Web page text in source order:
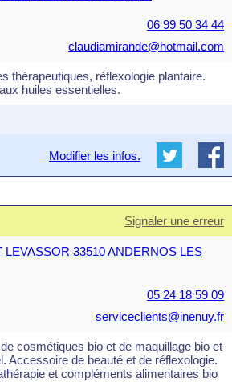
06 99 50 34 44
claudiamirande@hotmail.com
thérapeutiques, réflexologie plantaire.
huiles essentielles.
Modifier les infos.
Signaler une erreur
LEVASSOR 33510 ANDERNOS LES
05 24 18 59 09
serviceclients@inenuy.fr
cosmétiques bio et de maquillage bio et
Accessoire de beauté et de réflexologie.
et compléments alimentaires bio